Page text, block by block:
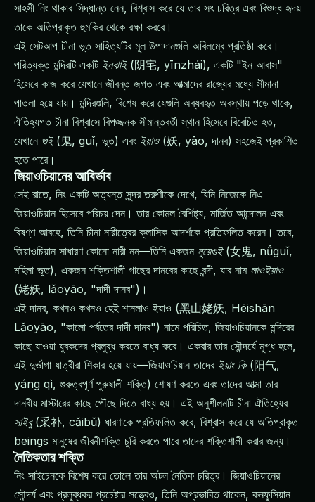
সাহসী নিং থাকার সিদ্ধান্ত নেন, বিশ্বাস করে যে তার সৎ চরিত্র এবং বিশুদ্ধ হৃদয়
তাকে অতিপ্রাকৃত হুমকির থেকে রক্ষা করবে।
এই সেটআপ চীনা ভূত সাহিত্যটির মূল উপাদানগুলি অবিলম্বে প্রতিষ্ঠা করে।
পরিত্যক্ত মন্দিরটি একটি ইনঝাই(阴宅, yīnzhái), একটি "ইন আবাস"
হিসেবে কাজ করে যেখানে জীবন্ত জগত এবং আত্মাদের রাজ্যের মধ্যে সীমানা
পাতলা হয়ে যায়। মন্দিরগুলি, বিশেষ করে যেগুলি অব্যবহৃত অবস্থায় পড়ে থাকে,
ঐতিহ্যগত চীনা বিশ্বাসে বিপজ্জনক সীমান্তবর্তী স্থান হিসেবে বিবেচিত হত,
যেখানে গুই(鬼, guǐ, ভূত) এবং ইয়াও(妖, yāo, দানব) সহজেই প্রকাশিত
হতে পারে।
জিয়াওচিয়ানের আবির্ভাব
সেই রাতে, নিং একটি অত্যন্ত সুন্দর তরুণীকে দেখে, যিনি নিজেকে নিএ
জিয়াওচিয়ান হিসেবে পরিচয় দেন। তার কোমল বৈশিষ্ট্য, মার্জিত আন্দোলন এবং
বিষণ্ণ আবহে, তিনি চীনা নারীত্বের ক্লাসিক আদর্শকে প্রতিফলিত করেন। তবে,
জিয়াওচিয়ান সাধারণ কোনো নারী নন—তিনি একজন নুয়েগুই(女鬼, nǚguǐ,
মহিলা ভূত), একজন শক্তিশালী গাছের দানবের কাছে বন্দী, যার নাম লাওইয়াও
(姥妖, lǎoyāo, "দাদী দানব")।
এই দানব, কখনও কখনও হেই শানলাও ইয়াও (黑山姥妖, Hēishān
Lǎoyāo, "কালো পর্বতের দাদী দানব") নামে পরিচিত, জিয়াওচিয়ানকে মন্দিরের
কাছে যাওয়া যুবকদের প্রলুব্ধ করতে বাধ্য করে। একবার তার সৌন্দর্যে মুগ্ধ হলে,
এই দুর্ভাগা যাত্রীরা শিকার হয়ে যায়—জিয়াওচিয়ান তাদের ইয়াং কি(阳气,
yáng qì, গুরুত্বপূর্ণ পুরুষালী শক্তি) শোষণ করতে এবং তাদের আত্মা তার
দানবীয় মাস্টারের কাছে পৌঁছে দিতে বাধ্য হয়। এই অনুশীলনটি চীনা ঐতিহ্যের
সাইবু(采补, cǎibǔ) ধারণাকে প্রতিফলিত করে, বিশ্বাস করে যে অতিপ্রাকৃত
beings মানুষের জীবনীশক্তি চুরি করতে পারে তাদের শক্তিশালী করার জন্য।
নৈতিকতার শক্তি
নিং সাইচেনকে বিশেষ করে তোলে তার অটল নৈতিক চরিত্র। জিয়াওচিয়ানের
সৌন্দর্য এবং প্রলুব্ধকর প্রচেষ্টার সত্ত্বেও, তিনি অপ্রভাবিত থাকেন, কনফুসিয়ান